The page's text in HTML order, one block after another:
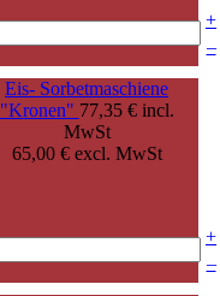
+
–
Eis- Sorbetmaschiene
"Kronen" 77,35 € incl.
MwSt
65,00 € excl. MwSt
+
–